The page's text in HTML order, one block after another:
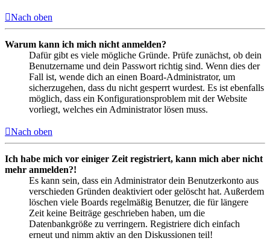
Nach oben
Warum kann ich mich nicht anmelden?
Dafür gibt es viele mögliche Gründe. Prüfe zunächst, ob dein
Benutzername und dein Passwort richtig sind. Wenn dies der
Fall ist, wende dich an einen Board-Administrator, um
sicherzugehen, dass du nicht gesperrt wurdest. Es ist ebenfalls
möglich, dass ein Konfigurationsproblem mit der Website
vorliegt, welches ein Administrator lösen muss.
Nach oben
Ich habe mich vor einiger Zeit registriert, kann mich aber nicht
mehr anmelden?!
Es kann sein, dass ein Administrator dein Benutzerkonto aus
verschieden Gründen deaktiviert oder gelöscht hat. Außerdem
löschen viele Boards regelmäßig Benutzer, die für längere
Zeit keine Beiträge geschrieben haben, um die
Datenbankgröße zu verringern. Registriere dich einfach
erneut und nimm aktiv an den Diskussionen teil!